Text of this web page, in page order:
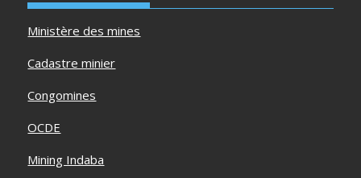
Ministère des mines
Cadastre minier
Congomines
OCDE
Mining Indaba